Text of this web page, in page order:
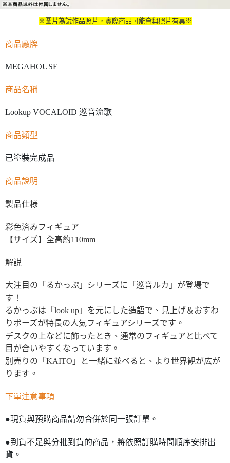
※圖片為試作品照片，實際商品可能會與照片有異※
商品廠牌
MEGAHOUSE
商品名稱
Lookup VOCALOID 巡音流歌
商品類型
已塗裝完成品
商品說明
製品仕様
彩色済みフィギュア
【サイズ】全高約110mm
解説
大注目の「るかっぷ」シリーズに「巡音ルカ」が登場で
す！
るかっぷは「look up」を元にした造語で、見上げ＆おすわ
りポーズが特長の人気フィギュアシリーズです。
デスクの上などに飾ったとき、通常のフィギュアと比べて
目が合いやすくなっています。
別売りの「KAITO」と一緒に並べると、より世界観が広が
ります。
下單注意事項
●現貨與預購商品請勿合併於同一張訂單。
●到貨不足與分批到貨的商品，將依照訂購時間順序安排出
貨。